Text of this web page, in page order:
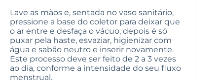
Lave as mãos e, sentada no vaso sanitário,
pressione a base do coletor para deixar que
o ar entre e desfaça o vácuo, depois é só
puxar pela haste, esvaziar, higienizar com
água e sabão neutro e inserir novamente.
Este processo deve ser feito de 2 a 3 vezes
ao dia, conforme a intensidade do seu fluxo
menstrual.